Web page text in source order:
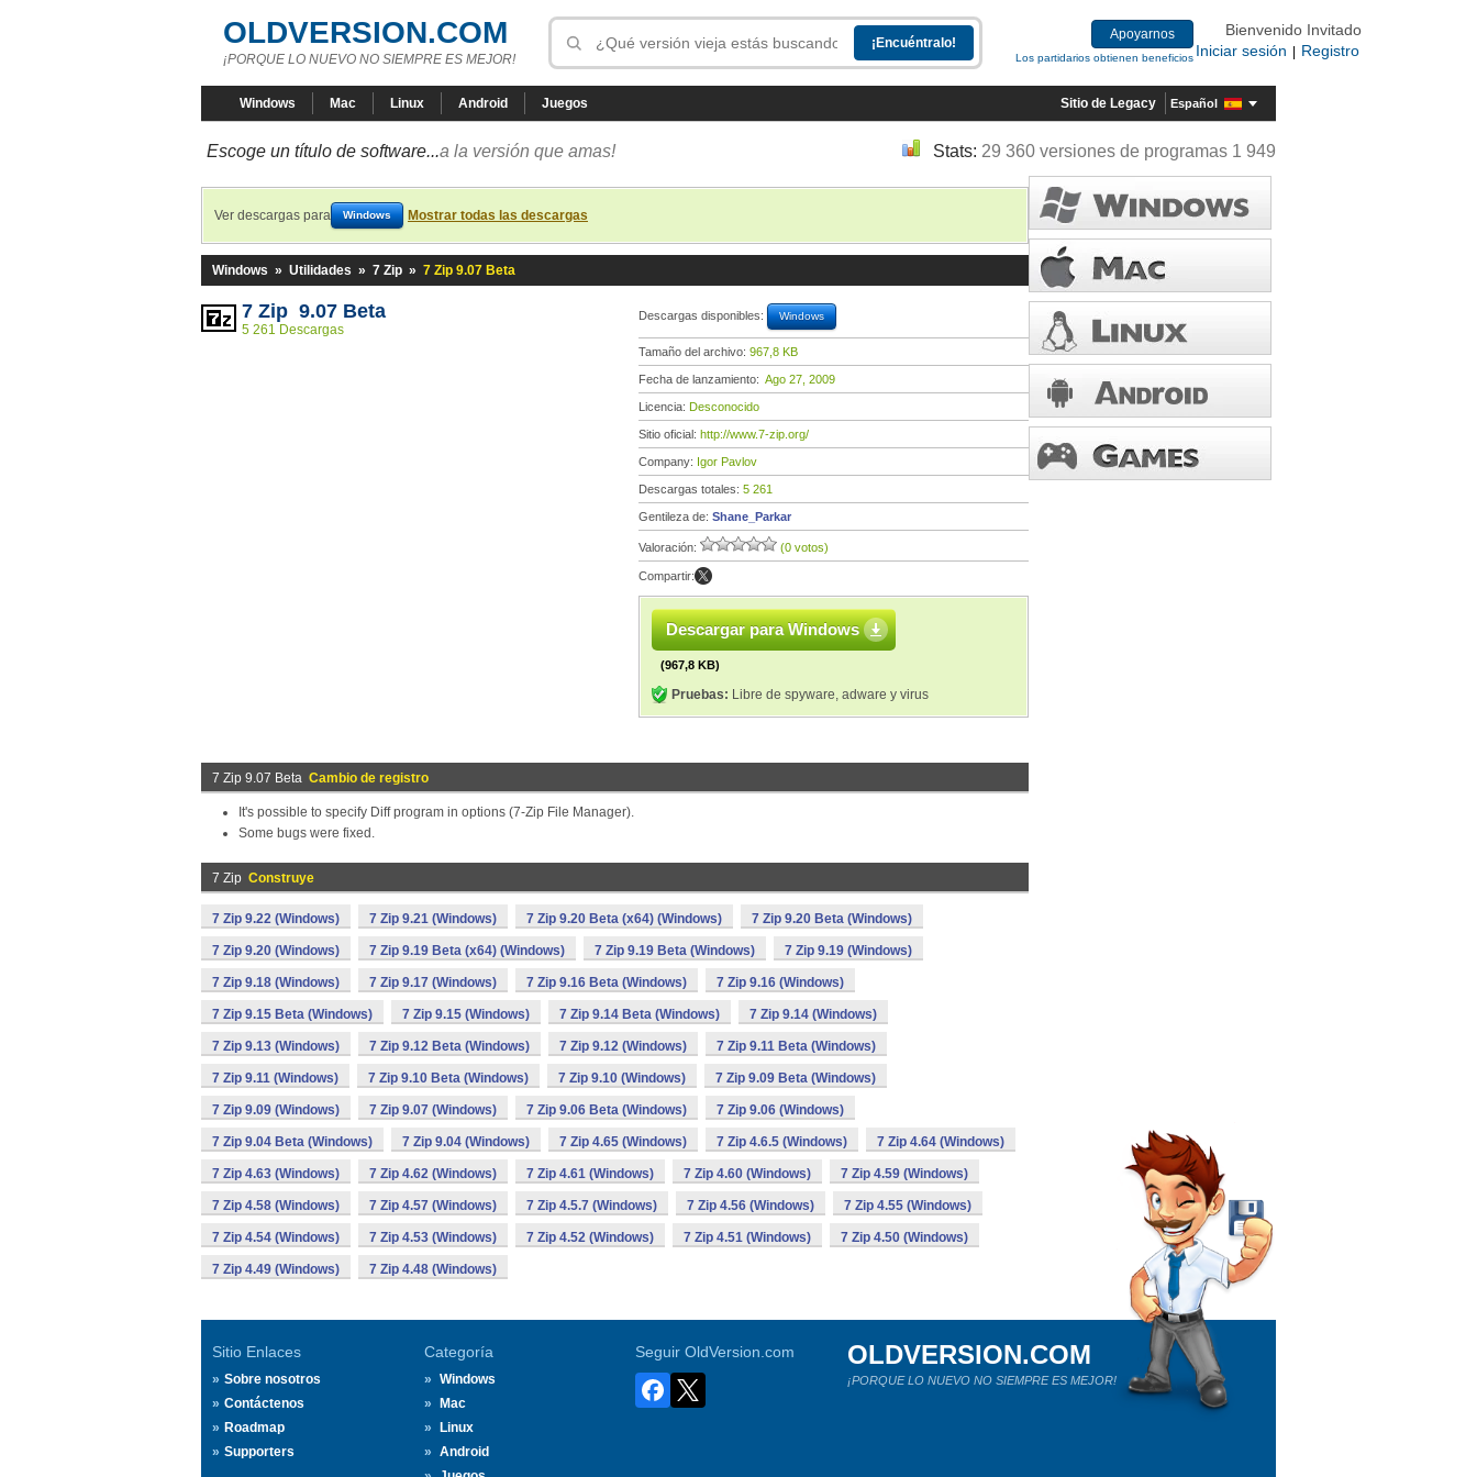
OLDVERSION.COM
¡PORQUE LO NUEVO NO SIEMPRE ES MEJOR!
Apoyarnos
Los partidarios obtienen beneficios
Bienvenido Invitado
Iniciar sesión
Registro
Windows Mac Linux Android Juegos Sitio de Legacy Español
Escoge un título de software...a la versión que amas! Stats: 29 360 versiones de programas 1 949
Ver descargas para Windows Mostrar todas las descargas
Windows » Utilidades » 7 Zip » 7 Zip 9.07 Beta
7 Zip 9.07 Beta
5 261 Descargas
Descargas disponibles: Windows
Tamaño del archivo: 967,8 KB
Fecha de lanzamiento: Ago 27, 2009
Licencia: Desconocido
Sitio oficial: http://www.7-zip.org/
Company: Igor Pavlov
Descargas totales: 5 261
Gentileza de: Shane_Parkar
Valoración: (0 votos)
Compartir:
Descargar para Windows
(967,8 KB)
Pruebas: Libre de spyware, adware y virus
7 Zip 9.07 Beta Cambio de registro
It's possible to specify Diff program in options (7-Zip File Manager).
Some bugs were fixed.
7 Zip Construye
7 Zip 9.22 (Windows) 7 Zip 9.21 (Windows) 7 Zip 9.20 Beta (x64) (Windows) 7 Zip 9.20 Beta (Windows)
7 Zip 9.20 (Windows) 7 Zip 9.19 Beta (x64) (Windows) 7 Zip 9.19 Beta (Windows) 7 Zip 9.19 (Windows)
7 Zip 9.18 (Windows) 7 Zip 9.17 (Windows) 7 Zip 9.16 Beta (Windows) 7 Zip 9.16 (Windows)
7 Zip 9.15 Beta (Windows) 7 Zip 9.15 (Windows) 7 Zip 9.14 Beta (Windows) 7 Zip 9.14 (Windows)
7 Zip 9.13 (Windows) 7 Zip 9.12 Beta (Windows) 7 Zip 9.12 (Windows) 7 Zip 9.11 Beta (Windows)
7 Zip 9.11 (Windows) 7 Zip 9.10 Beta (Windows) 7 Zip 9.10 (Windows) 7 Zip 9.09 Beta (Windows)
7 Zip 9.09 (Windows) 7 Zip 9.07 (Windows) 7 Zip 9.06 Beta (Windows) 7 Zip 9.06 (Windows)
7 Zip 9.04 Beta (Windows) 7 Zip 9.04 (Windows) 7 Zip 4.65 (Windows) 7 Zip 4.6.5 (Windows) 7 Zip 4.64 (Windows)
7 Zip 4.63 (Windows) 7 Zip 4.62 (Windows) 7 Zip 4.61 (Windows) 7 Zip 4.60 (Windows) 7 Zip 4.59 (Windows)
7 Zip 4.58 (Windows) 7 Zip 4.57 (Windows) 7 Zip 4.5.7 (Windows) 7 Zip 4.56 (Windows) 7 Zip 4.55 (Windows)
7 Zip 4.54 (Windows) 7 Zip 4.53 (Windows) 7 Zip 4.52 (Windows) 7 Zip 4.51 (Windows) 7 Zip 4.50 (Windows)
7 Zip 4.49 (Windows) 7 Zip 4.48 (Windows)
Sitio Enlaces
Sobre nosotros
Contáctenos
Roadmap
Supporters
Categoría
Windows
Mac
Linux
Android
Seguir OldVersion.com OLDVERSION.COM
¡PORQUE LO NUEVO NO SIEMPRE ES MEJOR!